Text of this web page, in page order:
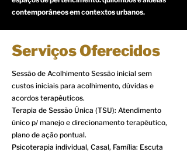
contemporâneos em contextos urbanos.
Serviços Oferecidos
Sessão de Acolhimento Sessão inicial sem
custos iniciais para acolhimento, dúvidas e
acordos terapêuticos.
Terapia de Sessão Única (TSU): Atendimento
único p/ manejo e direcionamento terapêutico,
plano de ação pontual.
Psicoterapia individual, Casal, Família: Escuta